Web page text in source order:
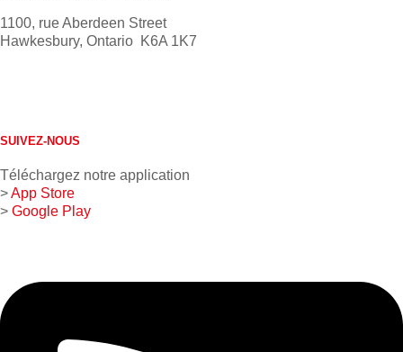
1100, rue Aberdeen Street
Hawkesbury, Ontario K6A 1K7
SUIVEZ-NOUS
Téléchargez notre application
>App Store
> Google Play